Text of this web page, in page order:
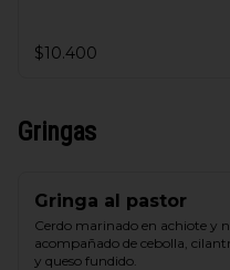
$10.400
Gringas
Gringa al pastor
Cerdo marinado en achiote y
acompañado de cebolla,
y queso fundido.